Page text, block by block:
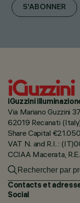
S'ABONNER
iGuzzini
Via Mariano Guzzini 37
62019 Recanati
Share Capital
VAT N. and R.I. :
CCIAA Macerata,
Contacts et
Social